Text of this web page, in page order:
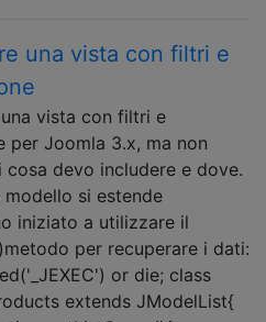
una vista con filtri e
vista con filtri e
per Joomla 3.x, ma non
cosa devo includere e dove.
modello si estende
iniziato a utilizzare il
per recuperare i dati:
or die; class
extends JModelList{